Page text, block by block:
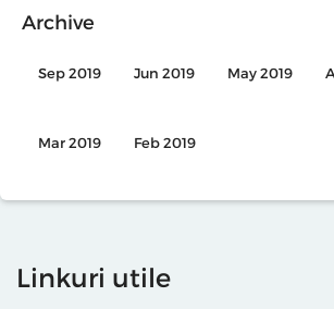
Archive
Sep 2019 Jun 2019 May 2019
Mar 2019 Feb 2019
Linkuri utile